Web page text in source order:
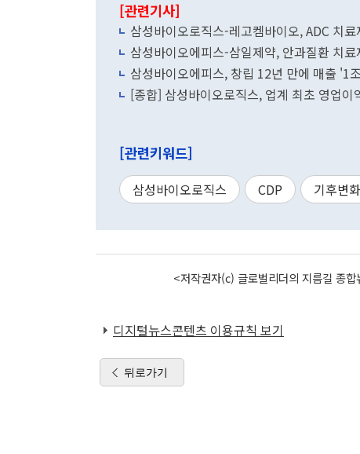
[관련기사]
삼성바이오로직스-레고켐바이오, ADC 치료
삼성바이오에피스-삼일제약, 안과질환 치
삼성바이오에피스, 창립 12년 만에 매출 '1
[종합] 삼성바이오로직스, 업계 최초 영업이
[관련키워드]
삼성바이오로직스 CDP 기후변
<저작권자(c) 글로벌리더의 지름길 종
디지털뉴스콘텐츠 이용규칙 보기
뒤로가기